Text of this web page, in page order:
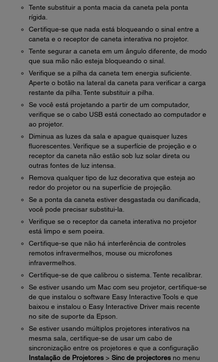
Tente substituir a ponta macia da caneta pela ponta
rígida.
Certifique-se que nada está bloqueando o sinal entre a
caneta e o receptor de caneta interativa no projetor.
Tente segurar a caneta em um ângulo diferente, de modo
que sua mão não esteja bloqueando o sinal.
Verifique se a pilha da caneta tem energia suficiente.
Aperte o botão na lateral da caneta para verificar a carga
restante da pilha. Tente substituir a pilha.
Se você está projetando a partir de um computador,
verifique se o cabo USB está conectado ao computador e
ao projetor.
Diminua as luzes da sala e apague quaisquer luzes
fluorescentes. Verifique se a superfície de projeção e o
receptor da caneta não estão sob luz solar direta ou
outras fontes de luz intensa.
Remova qualquer tipo de luz decorativa que esteja ao
redor do projetor ou na superfície de projeção.
Se a ponta da caneta estiver desgastada ou danificada,
você pode precisar substitui-la.
Verifique se o receptor da caneta interativa no projetor
está limpo e sem poeira.
Certifique-se que não há interferência de controles
remotos infravermelhos, mouse ou microfones
infravermelhos.
Certifique-se de que calibrou o sistema. Tente recalibrar.
Se estiver usando um Mac com seu projetor, certifique-se
de que instalou o software Easy Interactive Tools e que
baixou e instalou o Easy Interactive Driver mais recente
no site de suporte da Epson.
Se estiver usando múltiplos projetores interativos na
mesma sala, certifique-se de usar um cabo de
sincronização entre os projetores e que a configuração
Instalação de Projetores > Sinc de projectores no menu